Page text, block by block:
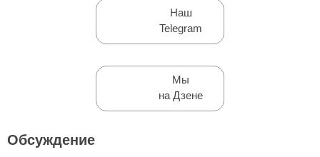
Наш
Telegram
Мы
на Дзене
Обсуждение